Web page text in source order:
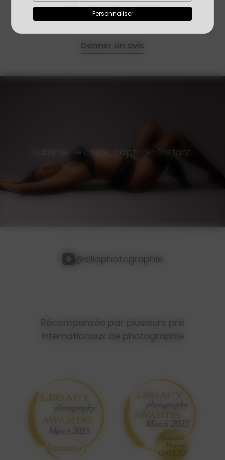
Personnaliser
TÉMOIGNAGES
Donner un avis
Sublimer le corps, capturer l'instant.
@sillaphotographie
Récompensée par plusieurs prix
internationaux de photographie